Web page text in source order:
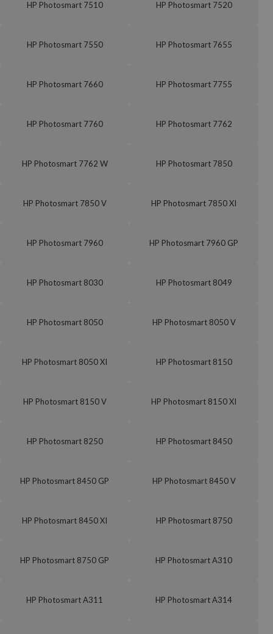
HP Photosmart 7510 HP Photosmart 7520
HP Photosmart 7550 HP Photosmart 7655
HP Photosmart 7660 HP Photosmart 7755
HP Photosmart 7760 HP Photosmart 7762
HP Photosmart 7762 W HP Photosmart 7850
HP Photosmart 7850 V HP Photosmart 7850 XI
HP Photosmart 7960 HP Photosmart 7960 GP
HP Photosmart 8030 HP Photosmart 8049
HP Photosmart 8050 HP Photosmart 8050 V
HP Photosmart 8050 XI HP Photosmart 8150
HP Photosmart 8150 V HP Photosmart 8150 XI
HP Photosmart 8250 HP Photosmart 8450
HP Photosmart 8450 GP HP Photosmart 8450 V
HP Photosmart 8450 XI HP Photosmart 8750
HP Photosmart 8750 GP HP Photosmart A310
HP Photosmart A311 HP Photosmart A314